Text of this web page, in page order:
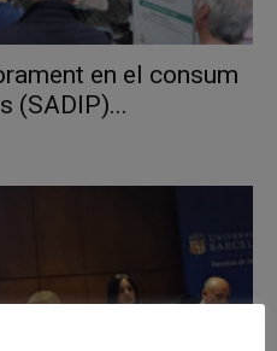
en el consum
(SADIP)...